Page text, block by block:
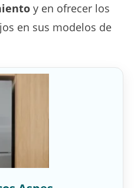
y en ofrecer los
en sus modelos de